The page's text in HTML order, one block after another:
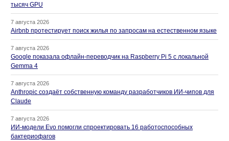
тысяч GPU
7 августа 2026
Airbnb протестирует поиск жилья по запросам на естественном языке
7 августа 2026
Google показала офлайн-переводчик на Raspberry Pi 5 с локальной
Gemma 4
7 августа 2026
Anthropic создаёт собственную команду разработчиков ИИ-чипов для
Claude
7 августа 2026
ИИ-модели Evo помогли спроектировать 16 работоспособных
бактериофагов